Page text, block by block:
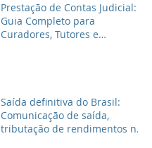
Prestação de Contas Judicial:
Guia Completo para
Curadores, Tutores e
Saída definitiva do Brasil:
Comunicação de saída,
tributação de rendimentos no